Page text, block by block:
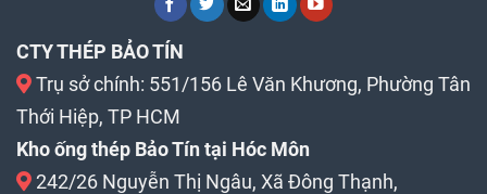
CTY THÉP BẢO TÍN
Trụ sở chính: 551/156 Lê Văn Khương, Phường Tân
Thới Hiệp, TP HCM
Kho ống thép Bảo Tín tại Hóc Môn
242/26 Nguyễn Thị Ngâu, Xã Đông Thạnh,